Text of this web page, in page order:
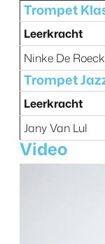
Trompet
Leerkracht
Ninke De Roeck
Trompet
Leerkracht
Jany Van Lul
Video